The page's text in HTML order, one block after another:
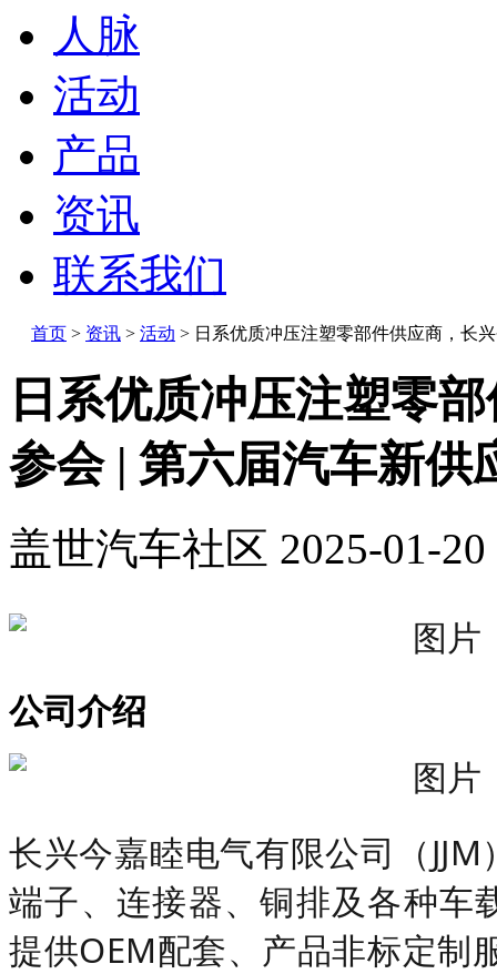
人脉
活动
产品
资讯
联系我们
首页 > 资讯 > 活动 > 日系优质冲压注塑零部件供应商，长
日系优质冲压注塑零
参会 | 第六届汽车新供
盖世汽车社区 2025-01-
公司介绍
长兴今嘉睦电气有限公司（
端子、连接器、铜排及各种车
提供OEM配套、产品非标定制